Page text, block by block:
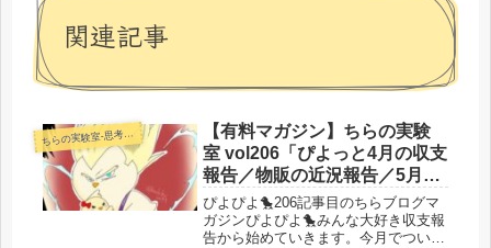
関連記事
ちらの実験室-思考・失敗談・リアルタイム実況等を発信します-
【有料マガジン】ちらの実験
室 vol206「ぴよっと4月の収支
報告／物販の近況報告／5月5
日SEOスパムアプデ前夜」
ぴよぴよ🐤206記事目のちらブログマ
ガジンぴよぴよ🐤みんな大好き収支報
告から始めていきます。今月でついに